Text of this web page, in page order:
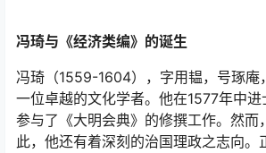
冯琦与《经济类编》的诞生
冯琦（1559-1604），字用韫，号琢庵
一位卓越的文化学者。他在1577年中进
参与了《大明会典》的修撰工作。然而
此，他还有着深刻的治国理政之志向。